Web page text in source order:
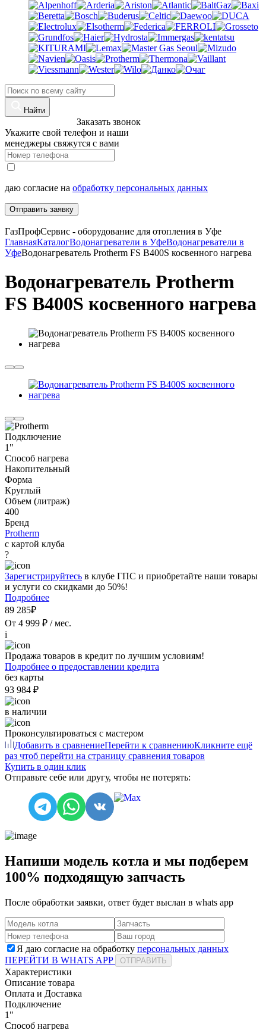
Найти
Заказать звонок
Укажите свой телефон и наши
менеджеры свяжутся с вами
даю согласие на обработку персональных данных
Отправить заявку
ГазПрофСервис - оборудование для отопления в Уфе
ГлавнаяКаталогВодонагреватели в УфеВодонагреватели в
УфеВодонагреватель Protherm FS B400S косвенного нагрева
Водонагреватель Protherm
FS B400S косвенного нагрева
Подключение
1"
Способ нагрева
Накопительный
Форма
Круглый
Объем (литраж)
400
Бренд
Protherm
с картой клуба
?
Зарегистрируйтесь в клубе ГПС и приобретайте наши товары
и услуги со скидками до 50%!
Подробнее
89 285₽
От 4 999 ₽ / мес.
i
Продажа товаров в кредит по лучшим условиям!
Подробнее о предоставлении кредита
без карты
93 984 ₽
в наличии
Проконсультироваться с мастером
Добавить в сравнениеПерейти к сравнениюКликните ещё
раз чтоб перейти на страницу сравнения товаров
Купить в один клик
Отправьте себе или другу, чтобы не потерять:
Напиши модель котла и мы подберем
100% подходящую запчасть
После обработки заявки, ответ будет выслан в whats app
Я даю согласие на обработку персональных данных
ПЕРЕЙТИ В WHATS APP
ОТПРАВИТЬ
Характеристики
Описание товара
Оплата и Доставка
Подключение
1"
Способ нагрева